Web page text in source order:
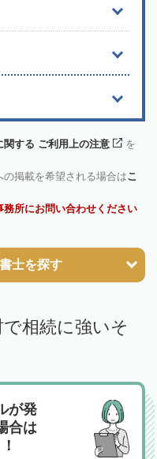
関する ご利用上の注意
を
の掲載を希望される場合はこ
所にお問い合わせください
士を探す
相続に強いそ
が発
合は